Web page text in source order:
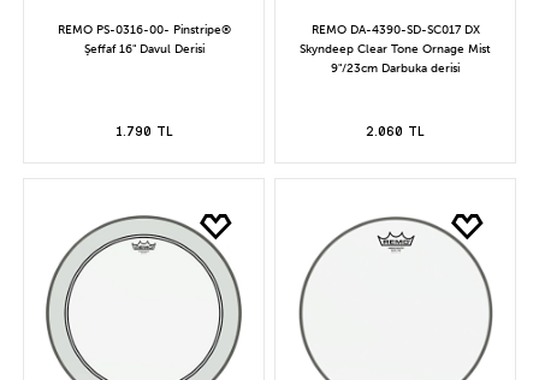
REMO PS-0316-00- Pinstripe®
Şeffaf 16" Davul Derisi
1.790 TL
REMO DA-4390-SD-SC017 DX
Skyndeep Clear Tone Ornage Mist
9"/23cm Darbuka derisi
2.060 TL